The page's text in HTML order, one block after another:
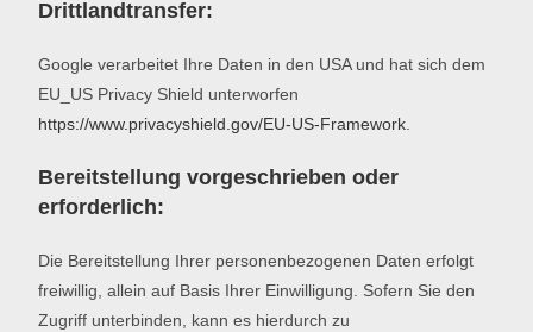
Drittlandtransfer:
Google verarbeitet Ihre Daten in den USA und hat sich dem
EU_US Privacy Shield unterworfen
https://www.privacyshield.gov/EU-US-Framework
Bereitstellung vorgeschrieben oder
erforderlich:
Die Bereitstellung Ihrer personenbezogenen Daten erfolgt
freiwillig, allein auf Basis Ihrer Einwilligung. Sofern Sie den
Zugriff unterbinden, kann es hierdurch zu